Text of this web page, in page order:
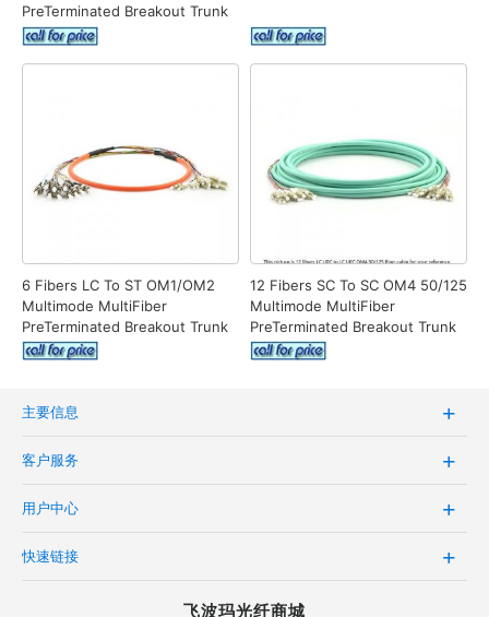
PreTerminated Breakout Trunk
Cable
6 Fibers LC To ST OM1/OM2
Multimode MultiFiber
PreTerminated Breakout Trunk
Cable
12 Fibers SC To SC OM4 50/125
Multimode MultiFiber
PreTerminated Breakout Trunk
Cable
主要信息
客户服务
用户中心
快速链接
飞波玛光纤商城